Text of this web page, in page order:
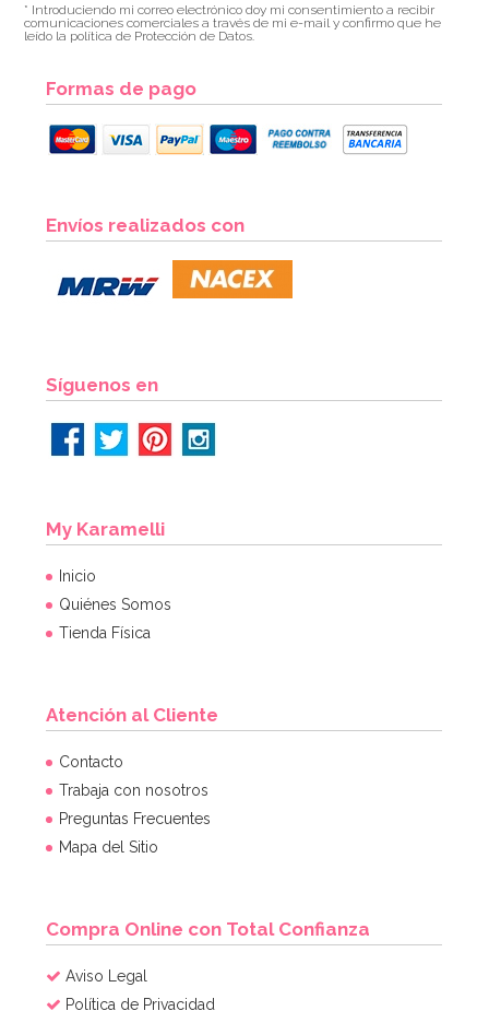
* Introduciendo mi correo electrónico doy mi consentimiento a recibir
comunicaciones comerciales a través de mi e-mail y confirmo que he
leído la política de Protección de Datos.
Formas de pago
Envíos realizados con
Síguenos en
My Karamelli
Inicio
Quiénes Somos
Tienda Física
Atención al Cliente
Contacto
Trabaja con nosotros
Preguntas Frecuentes
Mapa del Sitio
Compra Online con Total Confianza
Aviso Legal
Política de Privacidad